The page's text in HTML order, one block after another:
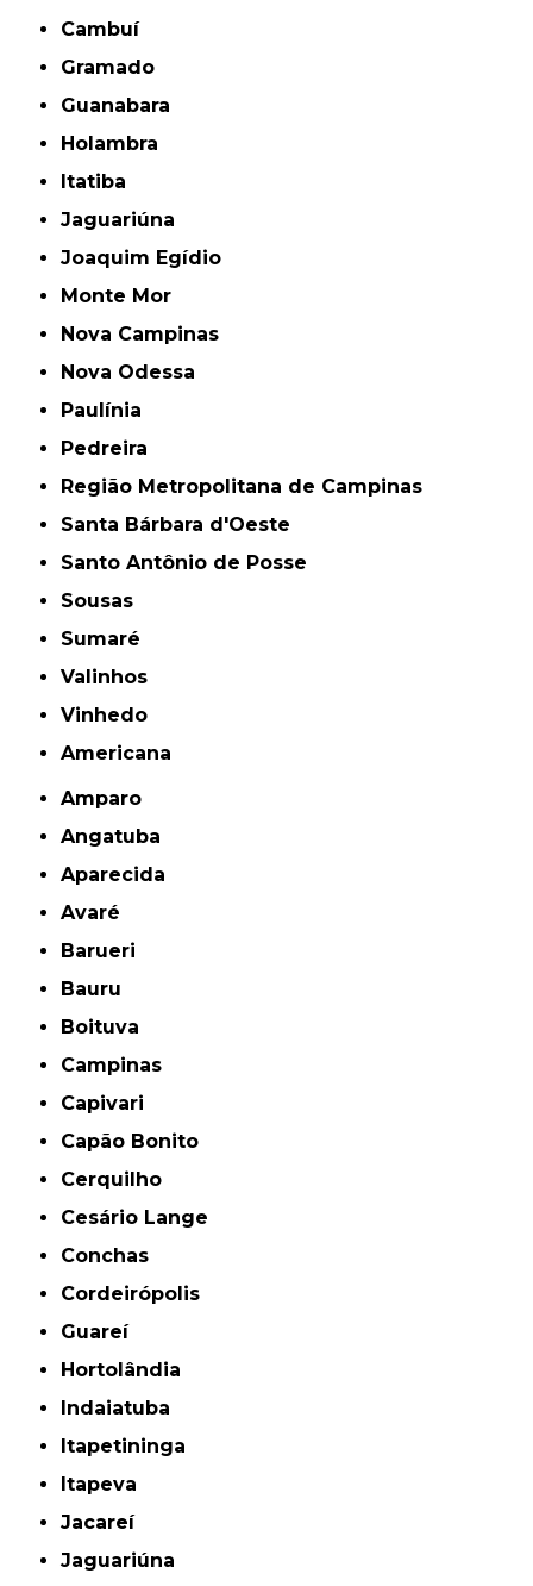
Cambuí
Gramado
Guanabara
Holambra
Itatiba
Jaguariúna
Joaquim Egídio
Monte Mor
Nova Campinas
Nova Odessa
Paulínia
Pedreira
Região Metropolitana de Campinas
Santa Bárbara d'Oeste
Santo Antônio de Posse
Sousas
Sumaré
Valinhos
Vinhedo
americana
Amparo
Angatuba
Aparecida
Avaré
Barueri
Bauru
Boituva
Campinas
Capivari
Capão Bonito
Cerquilho
Cesário Lange
Conchas
Cordeirópolis
Guareí
Hortolândia
Indaiatuba
Itapetininga
Itapeva
Jacareí
Jaguariúna